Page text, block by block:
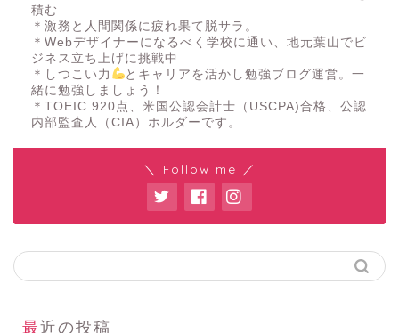
積む
＊激務と人間関係に疲れ果て脱サラ。
＊Webデザイナーになるべく学校に通い、地元葉山でビ
ジネス立ち上げに挑戦中
＊しつこい力
とキャリアを活かし勉強ブログ運営。一
緒に勉強しましょう！
＊TOEIC 920点、米国公認会計士（USCPA)合格、公認
内部監査人（CIA）ホルダーです。
＼ Follow me ／
最近の投稿